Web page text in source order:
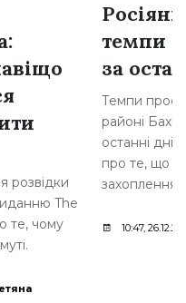
розвідки
The
те, чому
темпи
за
Темпи
районі
останні
про те, що
захоплення
10:47,